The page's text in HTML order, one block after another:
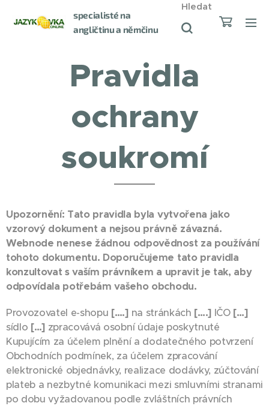
specialisté na
angličtinu a němčinu
Hledat
Pravidla
ochrany
soukromí
Upozornění: Tato pravidla byla vytvořena jako
vzorový dokument a nejsou právně závazná.
Webnode nenese žádnou odpovědnost za používání
tohoto dokumentu. Doporučujeme tato pravidla
konzultovat s vaším právníkem a upravit je tak, aby
odpovídala potřebám vašeho obchodu.
Provozovatel e-shopu [….]na stránkách [….]IČO […]
sídlo […] zpracovává osobní údaje poskytnuté
Kupujícím za účelem plnění a dodatečného potvrzení
Obchodních podmínek, za účelem zpracování
elektronické objednávky, realizace dodávky, zúčtování
plateb a nezbytné komunikaci mezi smluvními stranami
po dobu vyžadovanou podle zvláštních právních